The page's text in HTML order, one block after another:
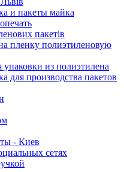
и пакеты майка
пакетів
пленку полиэтиленовую
из полиэтилена
для производства пакетов
- Киев
сетях